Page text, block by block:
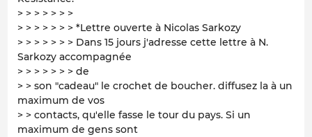
> > > > > > >
> > > > > > > *Lettre ouverte à Nicolas Sarkozy
> > > > > > > Dans 15 jours j'adresse cette lettre à N.
Sarkozy accompagnée
> > > > > > > de
> > son "cadeau" le crochet de boucher. diffusez la à un
maximum de vos
> > contacts, qu'elle fasse le tour du pays. Si un
maximum de gens sont